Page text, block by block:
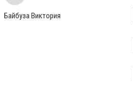
Байбуза Виктория